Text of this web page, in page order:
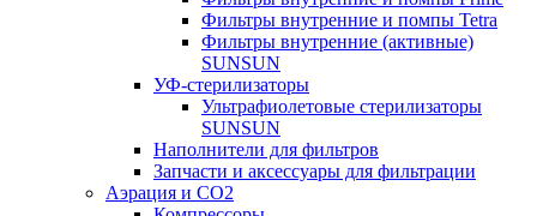
Фильтры внутренние и помпы Tetra
Фильтры внутренние (активные)
SUNSUN
УФ-стерилизаторы
Ультрафиолетовые стерилизаторы
SUNSUN
Наполнители для фильтров
Запчасти и аксессуары для фильтрации
Аэрация и CO2